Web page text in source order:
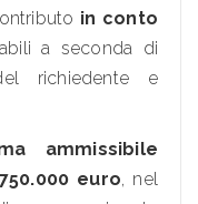
in conto
a seconda di
richiedente e
ammissibile
750.000 euro, nel